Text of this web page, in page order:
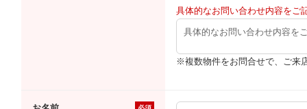
具体的なお問い合わせ内容をご
※複数物件をお問合せで、ご来